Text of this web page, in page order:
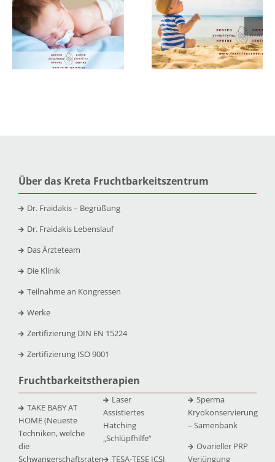
Über das Kreta Fruchtbarkeitszentrum
Dr. Fraidakis – Begrüßung
Dr. Fraidakis Lebenslauf
Das Ärzteteam
Die Klinik
Teilnahme an Kongressen
Werke
Zertifizierung DIN EN 15224
Zertifizierung ISO 9001
Fruchtbarkeitstherapien
TAKE BABY AT
HOME (Neueste
Techniken, welche
die
Schwangerschaftsraten
Laser
Assistiertes
Hatching
„Schlüpfhilfe“
TESA-TESE ICSI
Sperma
Kryokonservierung
– Samenbank
Ovarieller PRP
Verjüngung